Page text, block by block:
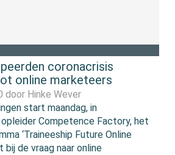
coronacrisis
online marketeers
door Hinke Wever
start maandag, in
Competence Factory, het
‘Traineeship Future Online
bij de vraag naar online